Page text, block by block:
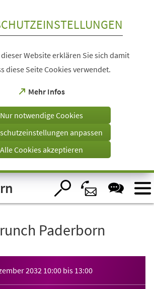
Website erklären Sie sich damit
diese Seite Cookies verwendet.
Mehr Infos
(Öffnet
einem
Tab)
Nur notwendige Cookies
anpassen
Alle Cookies akzeptieren
Paderborn
2032 10:00 bis 13:00